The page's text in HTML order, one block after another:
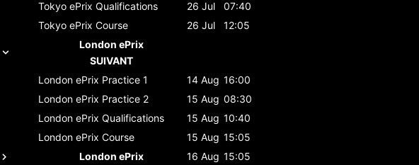
Tokyo ePrix Qualifications 26 Jul
07:40
Tokyo ePrix Course 26 Jul
12:05
London ePrix
SUIVANT
London ePrix Practice 1 14 Aug 16:00
London ePrix Practice 2 15 Aug 08:30
London ePrix Qualifications 15 Aug 10:40
London ePrix Course 15 Aug 15:05
London ePrix
16 Aug 15:05